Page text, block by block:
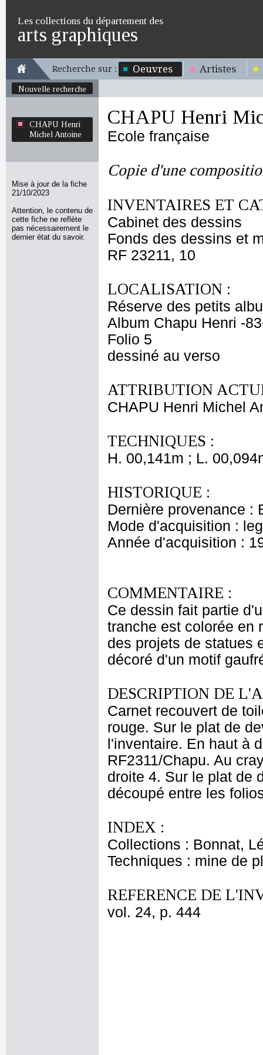
Les collections du département des
arts graphiques
Recherche sur : Oeuvres Artistes
Nouvelle recherche
CHAPU Henri
Michel Antoine
Mise à jour de la fiche
21/10/2023
Attention, le contenu de
cette fiche ne reflète
pas nécessairement le
dernier état du savoir.
CHAPU Henri
Ecole française
Copie d'une
INVENTAIRES ET
Cabinet des dessins
Fonds des dessins et
RF 23211, 10
LOCALISATION :
Réserve des petits
Album Chapu Henri -
Folio 5
dessiné au verso
ATTRIBUTION
CHAPU Henri Michel
TECHNIQUES :
H. 00,141m ; L.
HISTORIQUE :
Dernière provenance :
Mode d'acquisition :
Année d'acquisition :
COMMENTAIRE :
Ce dessin fait partie
tranche est colorée en
des projets de statues
décoré d'un motif
DESCRIPTION DE
Carnet recouvert de
rouge. Sur le plat de
l'inventaire. En haut à
RF2311/Chapu. Au
droite 4. Sur le plat de
découpé entre les
INDEX :
Collections : Bonnat,
Techniques : mine de
REFERENCE DE
vol. 24, p. 444